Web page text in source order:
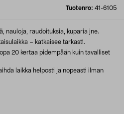
Tuotenro: 41-6105
nauloja, raudoituksia, kuparia jne.
– katkaisee tarkasti.
20 kertaa pidempään kuin tavalliset
laikka helposti ja nopeasti ilman